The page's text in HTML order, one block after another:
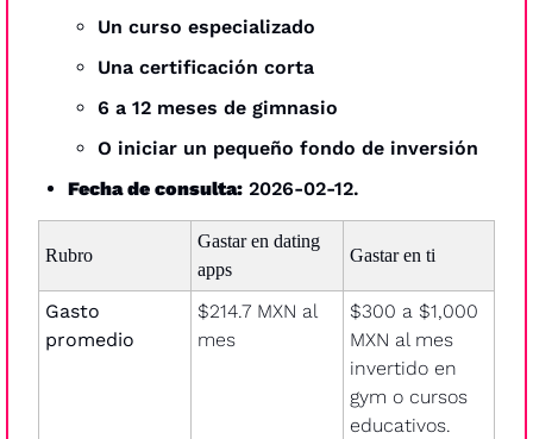
Un curso especializado
Una certificación corta
6 a 12 meses de gimnasio
O iniciar un pequeño fondo de inversión
Fecha de consulta: 2026-02-12.
Rubro
Gastar en dating
apps
Gastar en ti
Gasto
promedio
$214.7 MXN al
mes
$300 a $1,000
MXN al mes
invertido en
gym o cursos
educativos.